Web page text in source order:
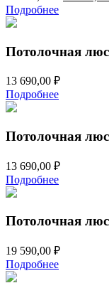
Подробнее
Потолочная
13 690,00 ₽
Подробнее
Потолочная
13 690,00 ₽
Подробнее
Потолочная
19 590,00 ₽
Подробнее